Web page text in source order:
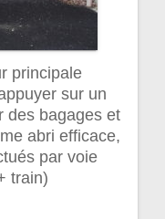
principale
sur un
des bagages et
abri efficace,
par voie
train)